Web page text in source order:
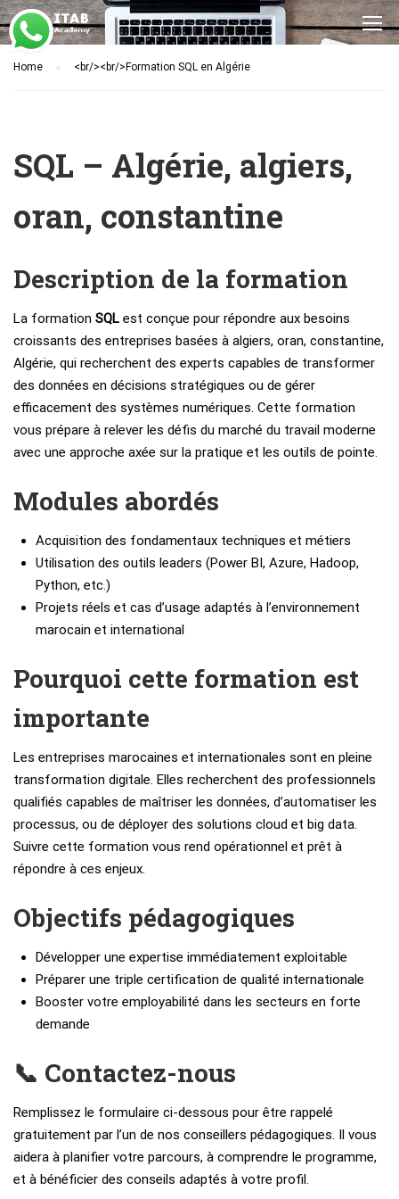
Home <br/><br/>Formation SQL en Algérie
SQL – Algérie, algiers,
oran, constantine
Description de la formation
La formation SQL est conçue pour répondre aux besoins
croissants des entreprises basées à algiers, oran, constantine,
Algérie, qui recherchent des experts capables de transformer
des données en décisions stratégiques ou de gérer
efficacement des systèmes numériques. Cette formation
vous prépare à relever les défis du marché du travail moderne
avec une approche axée sur la pratique et les outils de pointe.
Modules abordés
Acquisition des fondamentaux techniques et métiers
Utilisation des outils leaders (Power BI, Azure, Hadoop,
Python, etc.)
Projets réels et cas d’usage adaptés à l’environnement
marocain et international
Pourquoi cette formation est
importante
Les entreprises marocaines et internationales sont en pleine
transformation digitale. Elles recherchent des professionnels
qualifiés capables de maîtriser les données, d’automatiser les
processus, ou de déployer des solutions cloud et big data.
Suivre cette formation vous rend opérationnel et prêt à
répondre à ces enjeux.
Objectifs pédagogiques
Développer une expertise immédiatement exploitable
Préparer une triple certification de qualité internationale
Booster votre employabilité dans les secteurs en forte
demande
📞 Contactez-nous
Remplissez le formulaire ci-dessous pour être rappelé
gratuitement par l’un de nos conseillers pédagogiques. Il vous
aidera à planifier votre parcours, à comprendre le programme,
et à bénéficier des conseils adaptés à votre profil.